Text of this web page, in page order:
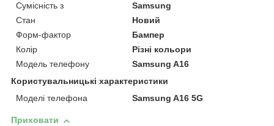
Сумісність з
Samsung
Стан
Новий
Форм-фактор
Бампер
Колір
Різні кольори
Модель телефону
Samsung A16
Користувальницькі характеристики
Моделі телефона
Samsung A16 5G
Приховати